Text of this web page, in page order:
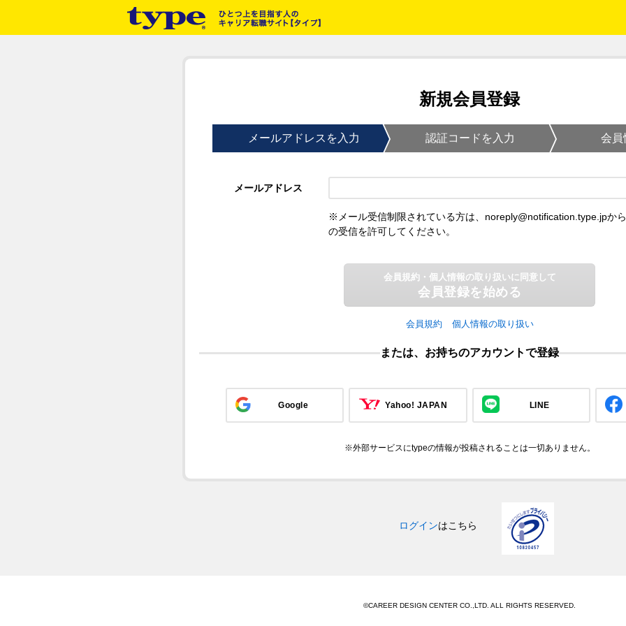
新規会員登録
メールアドレスを入力 認証コードを入力 会員
メールアドレス
※メール受信制限されている方は、noreply@notification.type.jpから
の受信を許可してください。
会員規約・個人情報の取り扱いに同意して
会員登録を始める
会員規約 個人情報の取り扱い
または、お持ちのアカウントで登録
Google Yahoo! JAPAN LINE
※外部サービスにtypeの情報が投稿されることは一切ありません。
ログインはこちら
©CAREER DESIGN CENTER CO.,LTD. ALL RIGHTS RESERVED.